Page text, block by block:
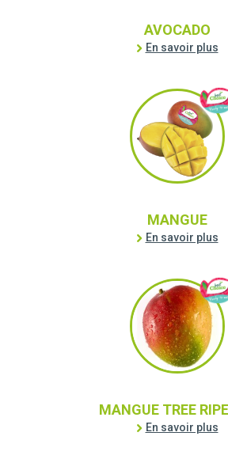
AVOCADO
En savoir plus
MANGUE
En savoir plus
MANGUE TREE
En savoir plus